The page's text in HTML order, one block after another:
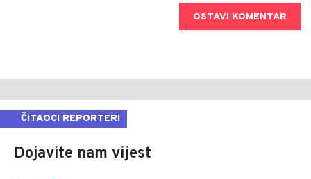
OSTAVI KOMENTAR
ČITAOCI REPORTERI
Dojavite nam vijest